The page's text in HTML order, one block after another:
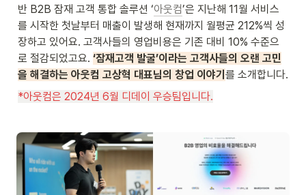
반 B2B 잠재 고객 통합 솔루션 ‘아웃컴’은 지난해 11월 서비스
를 시작한 첫날부터 매출이 발생해 현재까지 월평균 212%씩 성
장하고 있어요. 고객사들의 영업비용은 기존 대비 10% 수준으
로 절감되었고요. ‘잠재고객 발굴’이라는 고객사들의 오랜 고민
을 해결하는 아웃컴 고상혁 대표님의 창업 이야기 를 소개합니다.
*아웃컴은 2024년 6월 디데이 우승팀입니다.